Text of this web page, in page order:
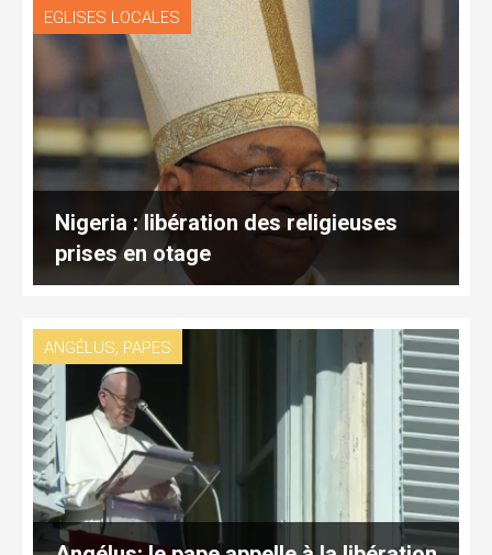
EGLISES LOCALES
Nigeria : libération des religieuses
prises en otage
ANGÉLUS, PAPES